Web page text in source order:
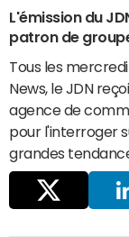
L'émission du
patron de
Tous les
News, le JDN
agence de
pour l'interroger
grandes